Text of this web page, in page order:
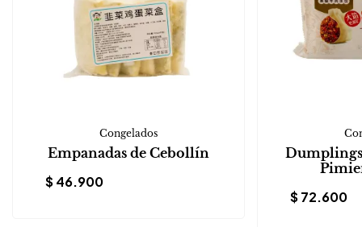
Congelados
Empanadas de Cebollín
$46.900
Dumplings
$72.600